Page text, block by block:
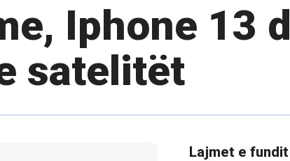
Iphone 13
satelitët
Lajmet e fundit